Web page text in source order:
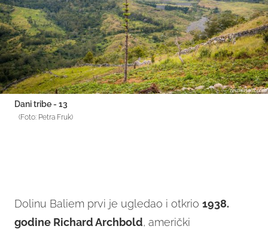
Dani tribe - 13
(Foto: Petra Fruk)
Dolinu Baliem prvi je ugledao i otkrio 1938.
godine Richard Archbold, američki